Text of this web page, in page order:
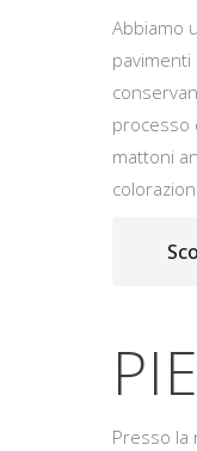
Abbiamo
processo
mattoni
Presso la